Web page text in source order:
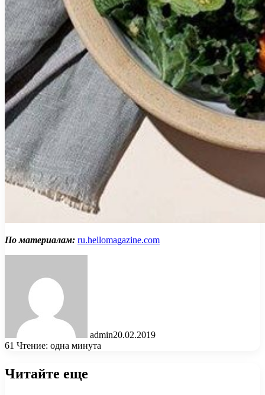
По материалам: ru.hellomagazine.com
admin20.02.2019
61 Чтение: одна минута
Читайте еще